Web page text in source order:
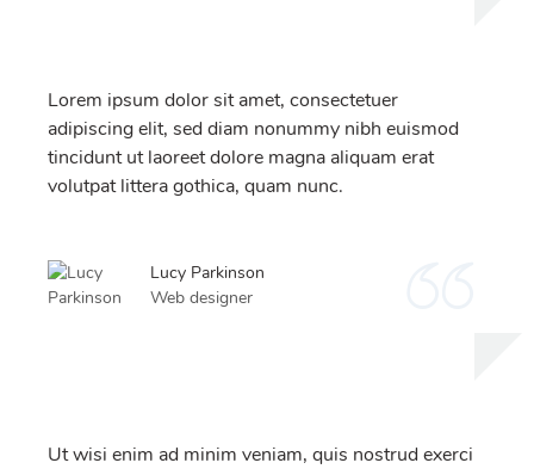
Lorem ipsum dolor sit amet, consectetuer
adipiscing elit, sed diam nonummy nibh euismod
tincidunt ut laoreet dolore magna aliquam erat
volutpat littera gothica, quam nunc.
Lucy Parkinson
Web designer
Ut wisi enim ad minim veniam, quis nostrud exerci